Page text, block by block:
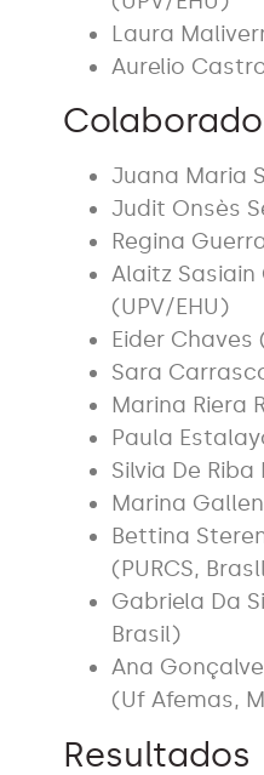
Laura
Aurelio
Juana Maria
Judit Onsès
Regina
Alaitz
(UPV/EHU)
Eider Chaves
Sara
Marina Riera
Paula
Silvia De
Marina
Bettina
(PURCS,
Gabriela Da
Brasil)
Ana
(Uf Afemas,
Resultados